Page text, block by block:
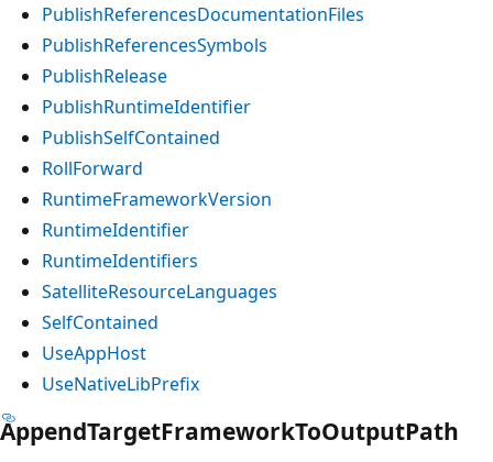
PublishReferencesDocumentationFiles
PublishReferencesSymbols
PublishRelease
PublishRuntimeIdentifier
PublishSelfContained
RollForward
RuntimeFrameworkVersion
RuntimeIdentifier
RuntimeIdentifiers
SatelliteResourceLanguages
SelfContained
UseAppHost
UseNativeLibPrefix
AppendTargetFrameworkToOutputPath